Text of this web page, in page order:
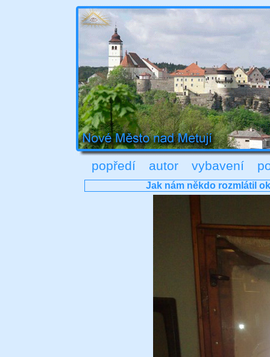
popředí autor vybavení
Jak nám někdo rozmlátil